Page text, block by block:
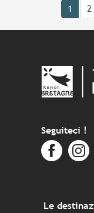
1 2
Seguiteci !
Le